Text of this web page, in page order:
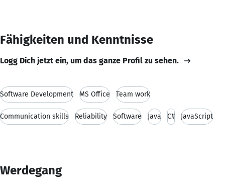
Fähigkeiten und Kenntnisse
Logg Dich jetzt ein, um das ganze Profil zu sehen.
Software Development MS Office Team work
Communication skills Reliability Software Java C# JavaScript
Werdegang